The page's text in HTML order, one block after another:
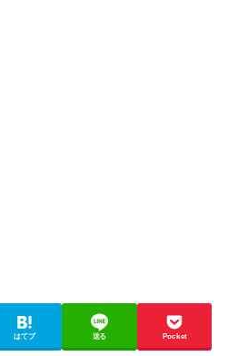
はてブ 送る Pocket